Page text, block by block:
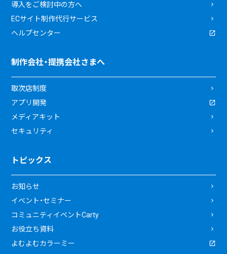
導入をご検討中の方へ
ECサイト制作代行サービス
ヘルプセンター
制作会社・提携会社さまへ
取次店制度
アプリ開発
メディアキット
セキュリティ
トピックス
お知らせ
イベント・セミナー
コミュニティイベントCarty
お役立ち資料
よむよむカラーミー